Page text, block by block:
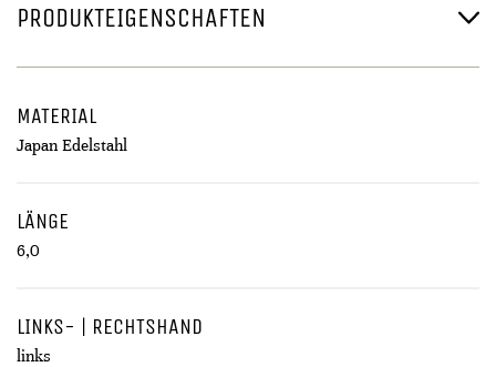
PRODUKTEIGENSCHAFTEN
MATERIAL
Japan Edelstahl
LÄNGE
6,0
LINKS- | RECHTSHAND
links